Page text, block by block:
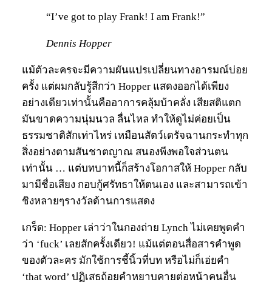
“I’ve got to play Frank! I am Frank!”
Dennis Hopper
แม้ตัวละครจะมีความผันแปรเปลี่ยนทางอารมณ์บ่อย
ครั้ง แต่ผมกลับรู้สีกว่า Hopper แสดงออกได้เพียง
อย่างเดียวเท่านั้นคืออาการคลุ้มบ้าคลั่ง เสียสติแตก
มันขาดความนุ่มนวล ลื่นไหล ทำให้ดูไม่ค่อยเป็น
ธรรมชาติสักเท่าไหร่ เหมือนสัตว์เดรัจฉานกระทำทุก
สิ่งอย่างตามสันชาตญาณ สนองพีงพอใจส่วนตน
เท่านั้น … แต่บทบาทนี้ก็สร้างโอกาสให้ Hopper กลับ
มามีชื่อเสียง กอบกู้ศรัทธาให้ตนเอง และสามารถเข้า
ชิงหลายๆรางวัลด้านการแสดง
เกร็ด: Hopper เล่าว่าในกองถ่าย Lynch ไม่เคยพูดคำ
ว่า ‘fuck’ เลยสักครั้งเดียว! แม้แต่ตอนสื่อสารคำพูด
ของตัวละคร มักใช้การชี้นิ้วที่บท หรือไม่ก็เอ่ยคำ
‘that word’ ปฏิเสธถ้อยคำหยาบคายต่อหน้าคนอื่น